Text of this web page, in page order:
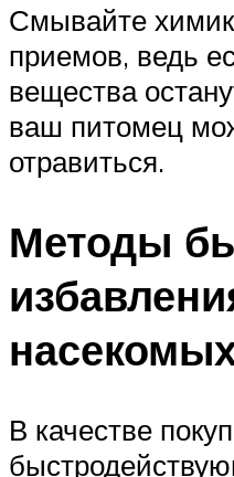
Смывайте
приемов, ведь
вещества
ваш питомец
отравиться.
Методы
В качестве